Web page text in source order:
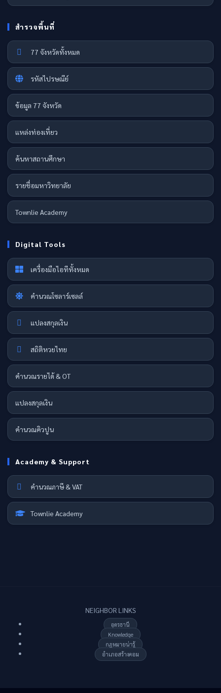
สำรวจพื้นที่
77 จังหวัดทั้งหมด
รหัสไปรษณีย์
ข้อมูล 77 จังหวัด
แหล่งท่องเที่ยว
ค้นหาสถานศึกษา
รายชื่อมหาวิทยาลัย
Townlie Academy
Digital Tools
เครื่องมือไอทีทั้งหมด
คำนวณโซลาร์เซลล์
แปลงสกุลเงิน
สถิติหวยไทย
คำนวณรายได้ & OT
แปลงสกุลเงิน
คำนวณคิวปูน
Academy & Support
คำนวณภาษี & VAT
Townlie Academy
NEIGHBOR LINKS
อุดรธานี
Knowledge
กฏหมายน่ารู้
อำเภอสร้างคอม